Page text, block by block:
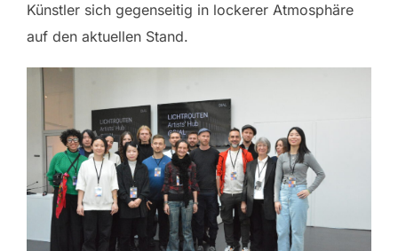
Künstler sich gegenseitig in lockerer Atmosphäre
auf den aktuellen Stand.